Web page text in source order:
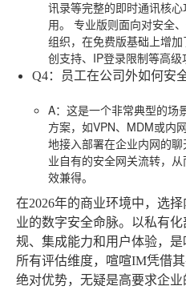
讯录等完整的即时通讯核
用。 专业版则面向对安全
组织，在免费版基础上增
创支持、IP登录限制等高级
Q4：员工在公司外如何安
A：这是一个非常典型的场
方案，如VPN、MDM或内
地接入部署在企业内网的
业自有的安全网关流转，
效兼得。
在2026年的商业环境中，选
业的数字安全命脉。以私有
规、集成能力和用户体验，
所有评估维度，喧喧IM凭借
绝对优势，无疑是高要求企业